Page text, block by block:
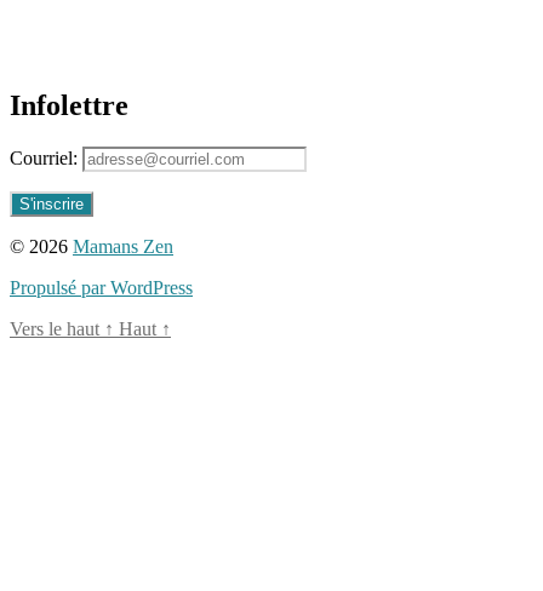
Infolettre
Courriel:
© 2026 Mamans Zen
Propulsé par WordPress
Vers le haut ↑ Haut ↑